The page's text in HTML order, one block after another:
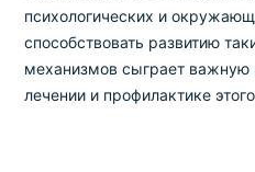
психологических и
способствовать развитию
механизмов сыграет важную
лечении и профилактике